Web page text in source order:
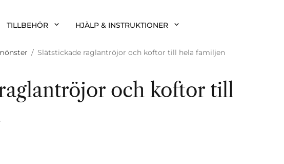
TILLBEHÖR HJÄLP & INSTRUKTIONER
/ Slätstickade raglantröjor och koftor till hela familjen
och koftor till